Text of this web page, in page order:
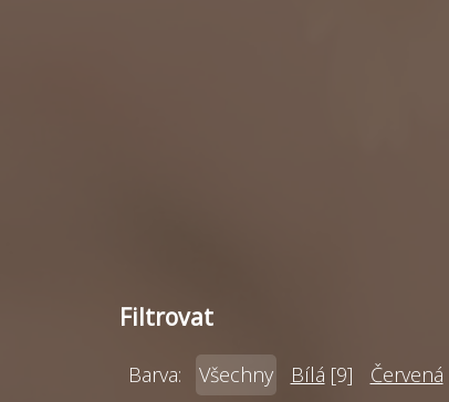
Filtrovat
Barva: Všechny Bílá [9] Červená